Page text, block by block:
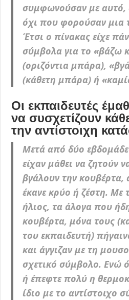
συμφωνούσαν με αυτό,
όχι που φορούσαν μια
Έτσι ο πίνακας είχε
σύμβολα για το «βάζω
(οριζόντια μπάρα),
(κάθετη μπάρα) ή
Οι εκπαιδευτές
να συσχετίζουν
την αντίστοιχη
Μετά από δύο
είχαν μάθει να ζητούν
βγάλουν την κουβέρτα,
έκανε κρύο ή ζέστη. Με
ήλιος, τα άλογα που
κουβέρτα, μόνα τους
του εκπαιδευτή)
και άγγιζαν με τη
σχετικό σύμβολο. Ενώ
ή έπεφτε πολύ η
ίδιο με το αντίστοιχο